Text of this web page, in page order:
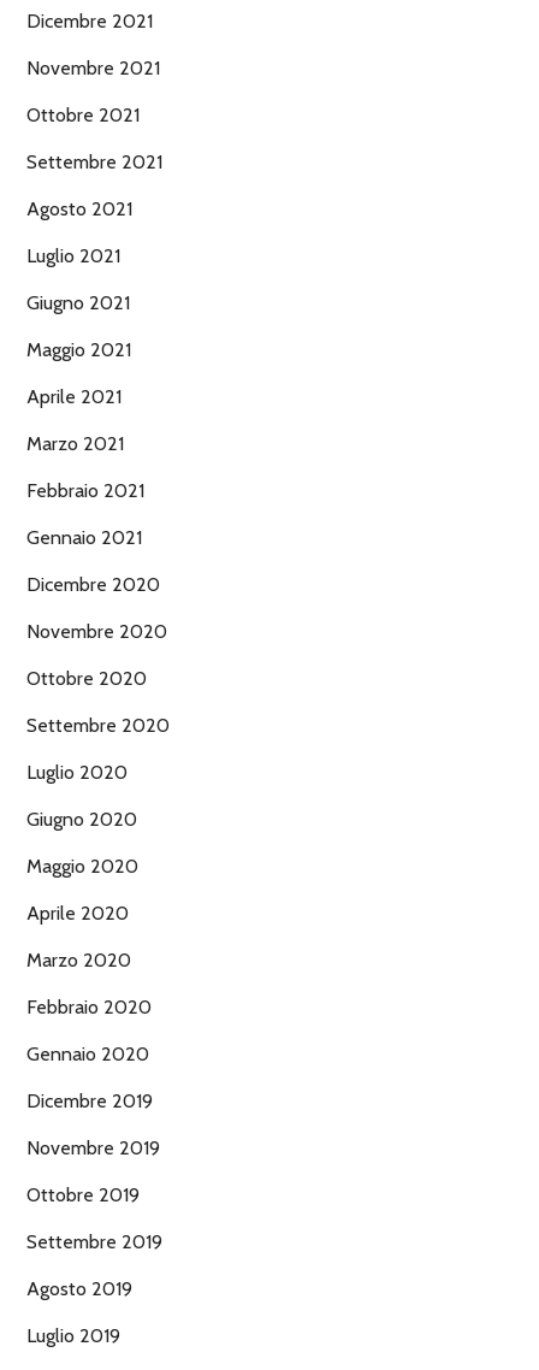
Dicembre 2021
Novembre 2021
Ottobre 2021
Settembre 2021
Agosto 2021
Luglio 2021
Giugno 2021
Maggio 2021
Aprile 2021
Marzo 2021
Febbraio 2021
Gennaio 2021
Dicembre 2020
Novembre 2020
Ottobre 2020
Settembre 2020
Luglio 2020
Giugno 2020
Maggio 2020
Aprile 2020
Marzo 2020
Febbraio 2020
Gennaio 2020
Dicembre 2019
Novembre 2019
Ottobre 2019
Settembre 2019
Agosto 2019
Luglio 2019